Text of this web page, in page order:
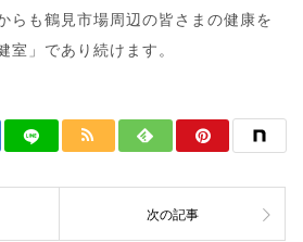
らも鶴見市場周辺の皆さまの健康を
室」であり続けます。
次の記事